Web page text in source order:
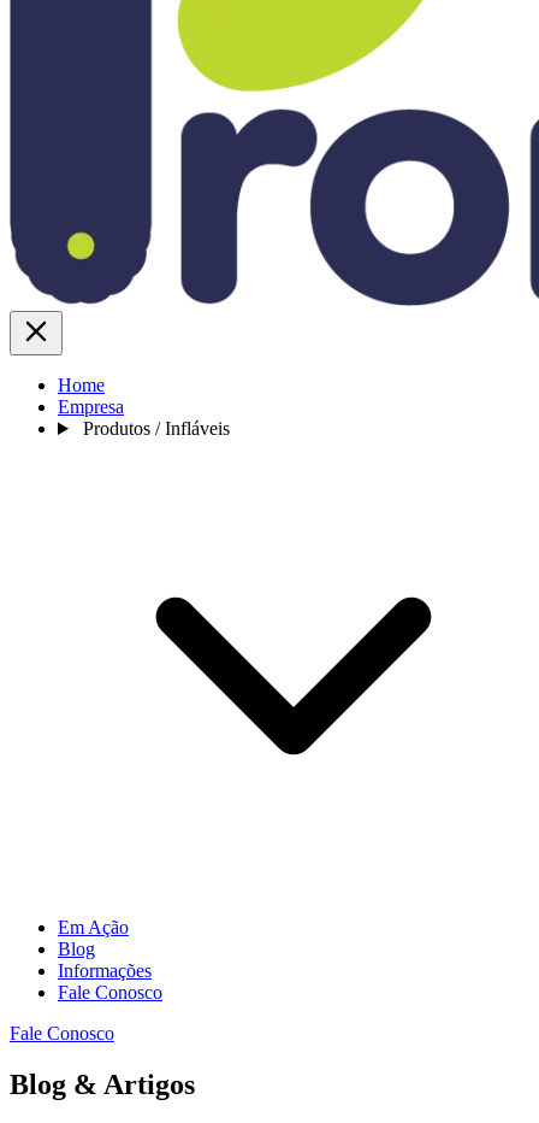
Home
Empresa
Produtos / Infláveis
Em Ação
Blog
Informações
Fale Conosco
Fale Conosco
Blog & Artigos